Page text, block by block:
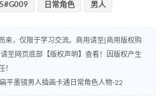
日常角色 男人
来，仅限于学习交流。商用请至[商用版权购
至网页底部【版权声明】查看！因版权产生
！
平墨镜男人插画卡通日常角色人物-22